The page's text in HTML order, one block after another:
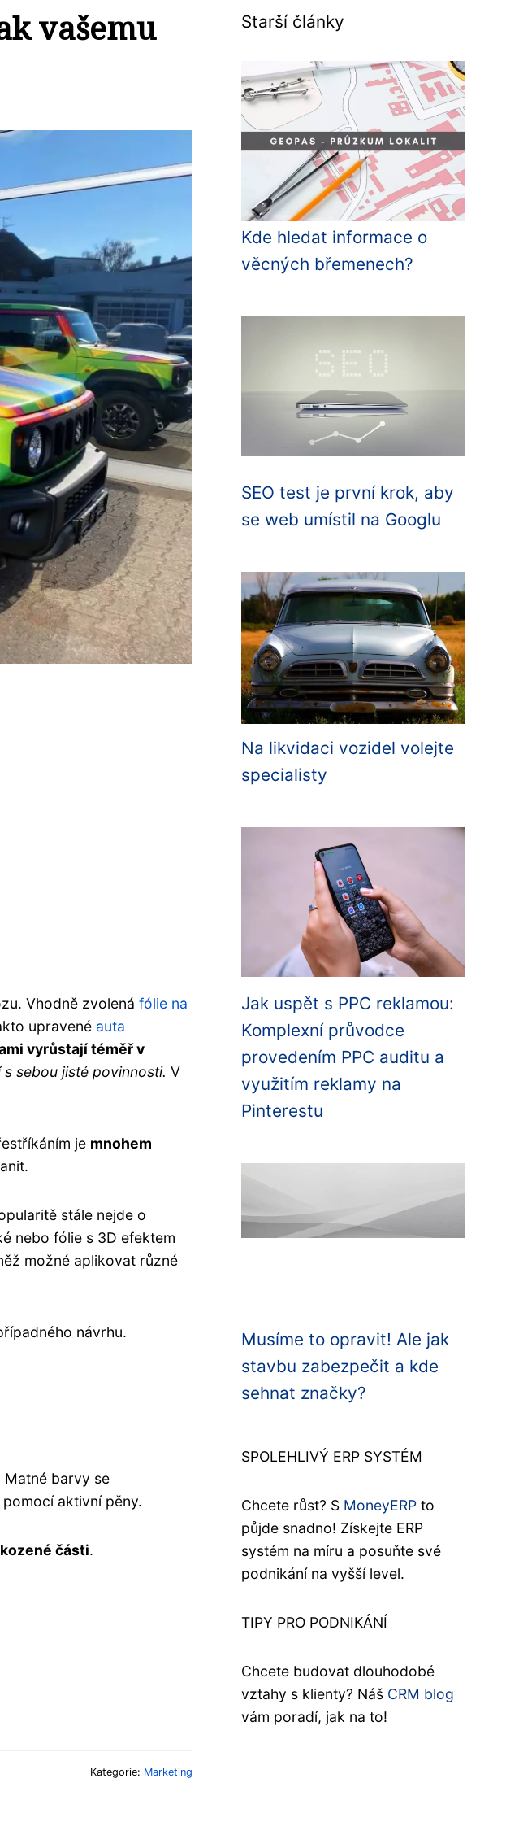
vašemu
Vhodně zvolená fólie na
upravené auta
vyrůstají téměř v
sebou jisté povinnosti. V
je mnohem
stále nejde o
nebo fólie s 3D efektem
možné aplikovat různé
návrhu.
Matné barvy se
aktivní pěny.
části.
Kategorie: Marketing
Starší články
Kde hledat informace o
věcných břemenech?
SEO test je první krok, aby
se web umístil na Googlu
Na likvidaci vozidel volejte
specialisty
Jak uspět s PPC reklamou:
Komplexní průvodce
provedením PPC auditu a
využitím reklamy na
Pinterestu
Musíme to opravit! Ale jak
stavbu zabezpečit a kde
sehnat značky?
SPOLEHLIVÝ ERP SYSTÉM
Chcete růst? S MoneyERP to
půjde snadno! Získejte ERP
systém na míru a posuňte své
podnikání na vyšší level.
TIPY PRO PODNIKÁNÍ
Chcete budovat dlouhodobé
vztahy s klienty? Náš CRM blog
vám poradí, jak na to!